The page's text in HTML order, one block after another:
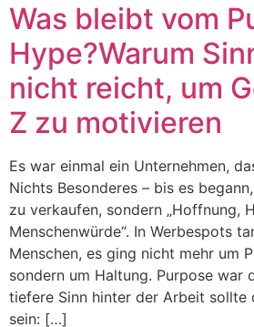
Was bleibt vom
Hype?Warum
nicht reicht, um
Z zu motivieren
Es war einmal ein Unternehmen,
Nichts Besonderes – bis es
zu verkaufen, sondern „Hoffnung,
Menschenwürde“. In Werbespots
Menschen, es ging nicht mehr um
sondern um Haltung. Purpose war
tiefere Sinn hinter der Arbeit
sein: […]